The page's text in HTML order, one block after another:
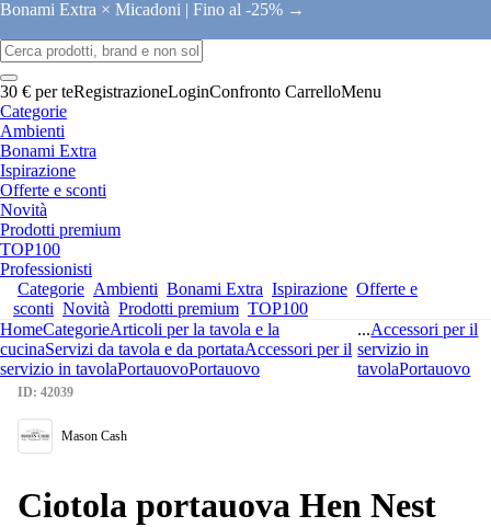
Bonami Extra × Micadoni | Fino al -25% →
30 € per teRegistrazioneLoginConfronto CarrelloMenu
Categorie
Ambienti
Bonami Extra
Ispirazione
Offerte e sconti
Novità
Prodotti premium
TOP100
Professionisti
Categorie Ambienti Bonami Extra Ispirazione Offerte e
sconti Novità Prodotti premium TOP100
HomeCategorieArticoli per la tavola e la
cucinaServizi da tavola e da portataAccessori per il
servizio in tavolaPortauovoPortauovo
...Accessori per il
servizio in
tavolaPortauovo
ID: 42039
Mason Cash
Ciotola portauova Hen Nest